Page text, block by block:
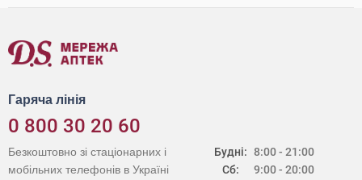
Гаряча лінія
0 800 30 20 60
Будні:
Сб:
8:00 - 21:00
9:00 - 20:00
Безкоштовно зі стаціонарних і
мобільних телефонів в Україні